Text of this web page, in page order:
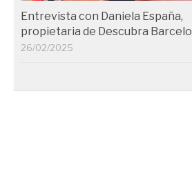
Entrevista con Daniela España,
propietaria de Descubra
26/02/2025